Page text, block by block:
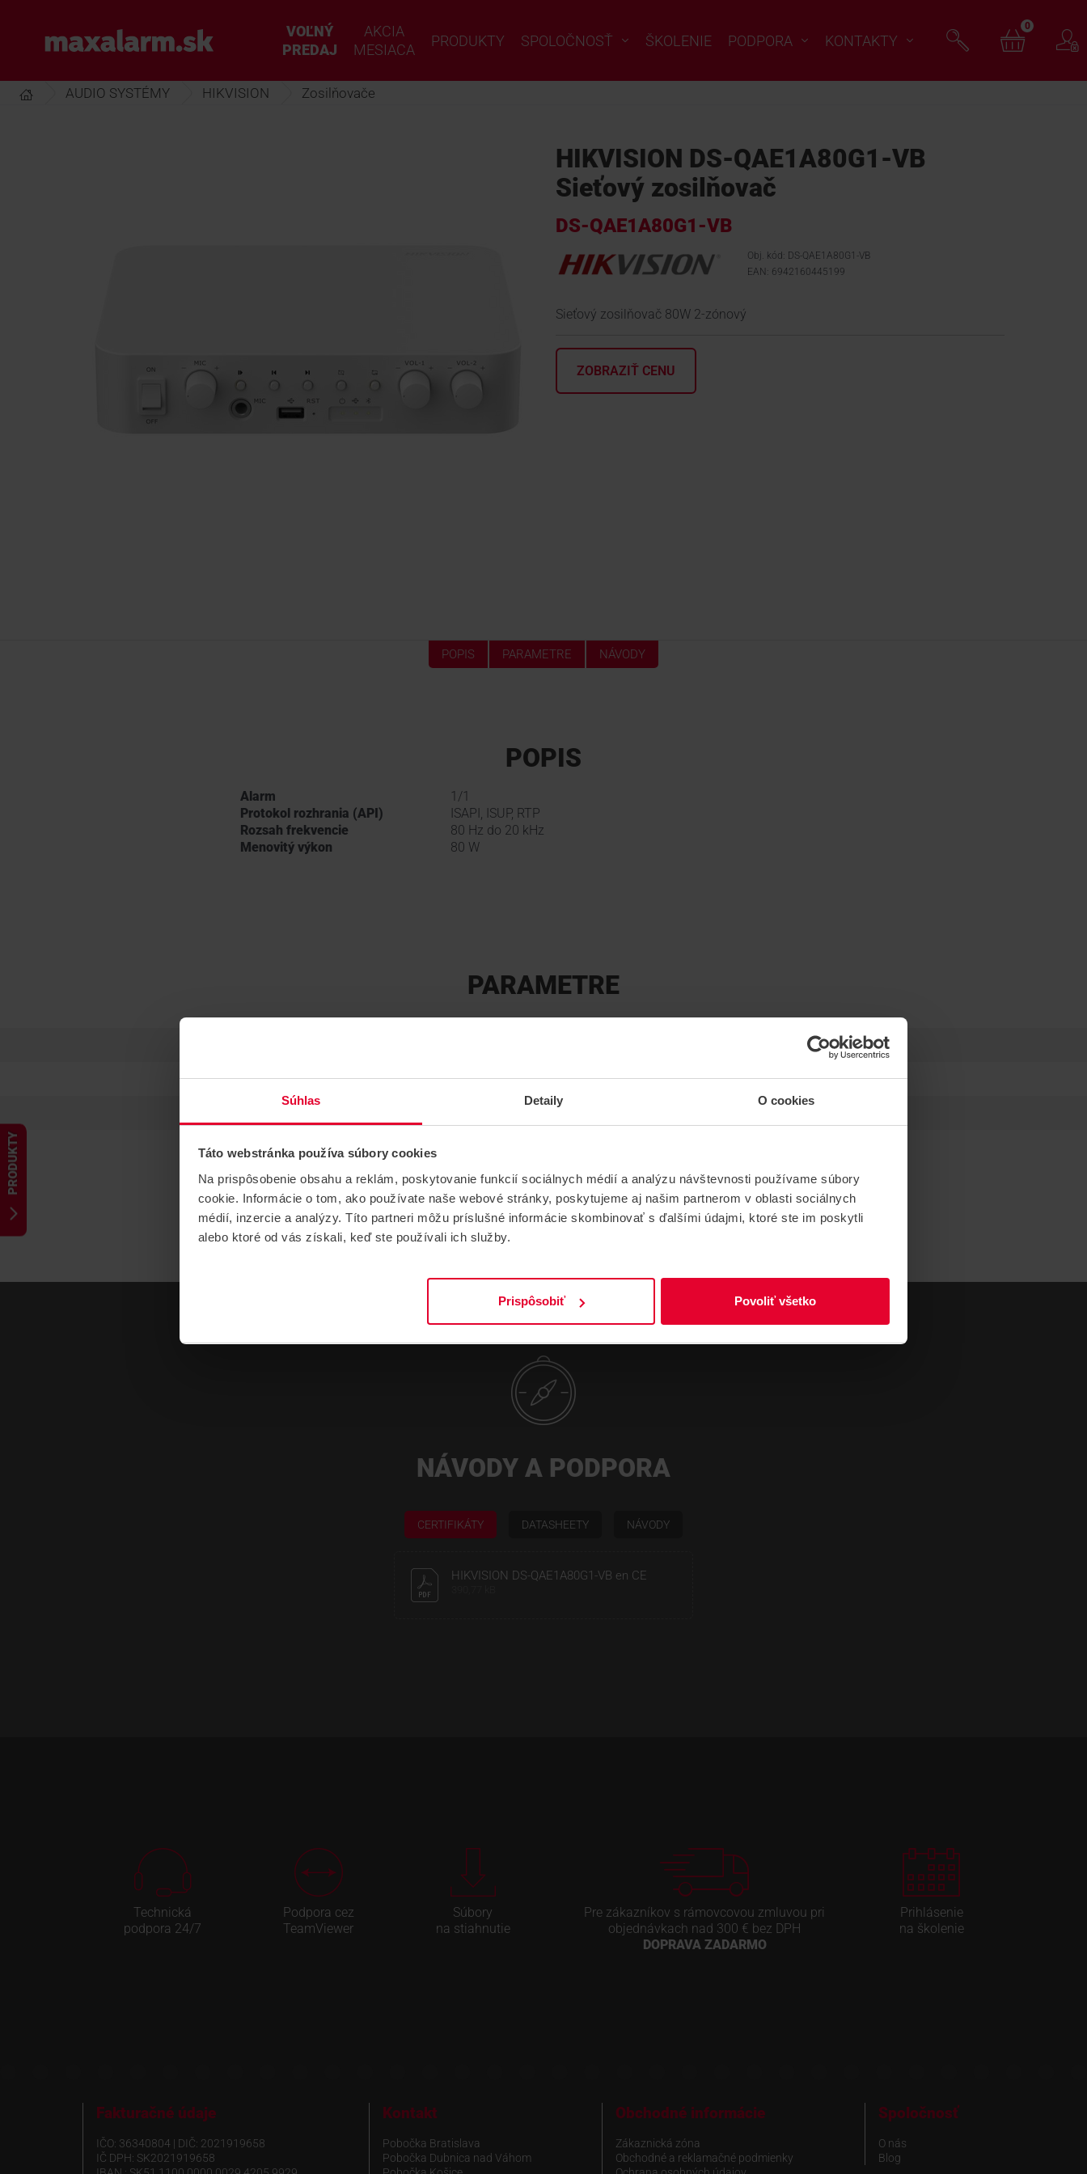
Súhlas Detaily O cookies
Táto webstránka používa súbory cookies
Na prispôsobenie obsahu a reklám, poskytovanie funkcií sociálnych médií a analýzu návštevnosti používame súbory
cookie. Informácie o tom, ako používate naše webové stránky, poskytujeme aj našim partnerom v oblasti sociálnych
médií, inzercie a analýzy. Títo partneri môžu príslušné informácie skombinovať s ďalšími údajmi, ktoré ste im poskytli
alebo ktoré od vás získali, keď ste používali ich služby.
Prispôsobiť Povoliť všetko
PRODUKTY
hlavnému
www.maxalarm.sk
VOĽNÝ
PREDAJ
AKCIA
MESIACA
PRODUKTY SPOLOČNOSŤ ŠKOLENIE PODPORA KONTAKTY
0
AUDIO SYSTÉMY HIKVISION Zosilňovače
HIKVISION DS-QAE1A80G1-VB
Sieťový zosilňovač
DS-QAE1A80G1-VB
Obj. kód: DS-QAE1A80G1-VB
EAN: 6942160445199
Sieťový zosilňovač 80W 2-zónový
ZOBRAZIŤ CENU
POPIS PARAMETRE NÁVODY
POPIS
Alarm
1/1
Protokol rozhrania (API)
ISAPI, ISUP, RTP
Rozsah frekvencie
80 Hz do 20 kHz
Menovitý výkon
80 W
PARAMETRE
Výrobca HIKVISION
AUDIO SYSTÉMY
NÁVODY A PODPORA
CERTIFIKÁTY DATASHEETY NÁVODY
HIKVISION DS-QAE1A80G1-VB en CE
Technická
podpora 24/7
Podpora cez
TeamViewer
Súbory
na stiahnutie
Pre zákazníkov s rámovcovou zmluvou pri
objednávkach nad 300 € bez DPH
DOPRAVA ZADARMO
Prihlásenie
na školenie
Fakturačné údaje
IČO: 36340804 | DIČ: 2021919658
IČ DPH: SK2021919658
Kontakt
Pobočka Bratislava
Pobočka Dubnica nad Váhom
Obchodné informácie
Zákaznická zóna
Obchodné a reklamačné podmienky
Spoločnosť
O nás
Blog